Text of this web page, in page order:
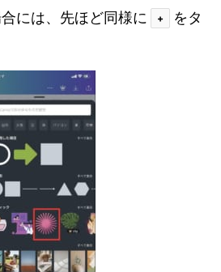
には、先ほど同様に +
をタ